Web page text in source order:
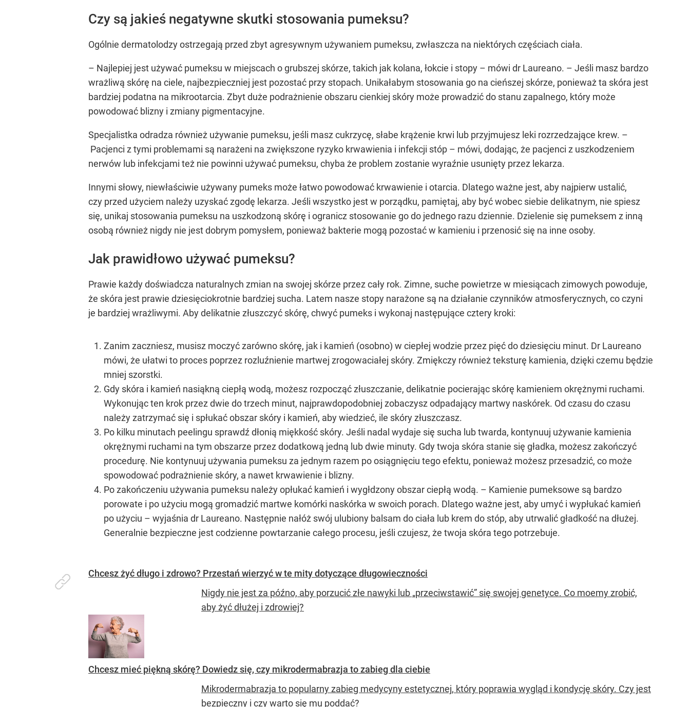
Czy są jakieś negatywne skutki stosowania pumeksu?
Ogólnie dermatolodzy ostrzegają przed zbyt agresywnym używaniem pumeksu, zwłaszcza na niektórych częściach ciała.
– Najlepiej jest używać pumeksu w miejscach o grubszej skórze, takich jak kolana, łokcie i stopy – mówi dr Laureano. – Jeśli masz bardzo
wrażliwą skórę na ciele, najbezpieczniej jest pozostać przy stopach. Unikałabym stosowania go na cieńszej skórze, ponieważ ta skóra jest
bardziej podatna na mikrootarcia. Zbyt duże podrażnienie obszaru cienkiej skóry może prowadzić do stanu zapalnego, który może
powodować blizny i zmiany pigmentacyjne.
Specjalistka odradza również używanie pumeksu, jeśli masz cukrzycę, słabe krążenie krwi lub przyjmujesz leki rozrzedzające krew. –
Pacjenci z tymi problemami są narażeni na zwiększone ryzyko krwawienia i infekcji stóp – mówi, dodając, że pacjenci z uszkodzeniem
nerwów lub infekcjami też nie powinni używać pumeksu, chyba że problem zostanie wyraźnie usunięty przez lekarza.
Innymi słowy, niewłaściwie używany pumeks może łatwo powodować krwawienie i otarcia. Dlatego ważne jest, aby najpierw ustalić,
czy przed użyciem należy uzyskać zgodę lekarza. Jeśli wszystko jest w porządku, pamiętaj, aby być wobec siebie delikatnym, nie spiesz
się, unikaj stosowania pumeksu na uszkodzoną skórę i ogranicz stosowanie go do jednego razu dziennie. Dzielenie się pumeksem z inną
osobą również nigdy nie jest dobrym pomysłem, ponieważ bakterie mogą pozostać w kamieniu i przenosić się na inne osoby.
Jak prawidłowo używać pumeksu?
Prawie każdy doświadcza naturalnych zmian na swojej skórze przez cały rok. Zimne, suche powietrze w miesiącach zimowych powoduje,
że skóra jest prawie dziesięciokrotnie bardziej sucha. Latem nasze stopy narażone są na działanie czynników atmosferycznych, co czyni
je bardziej wrażliwymi. Aby delikatnie złuszczyć skórę, chwyć pumeks i wykonaj następujące cztery kroki:
Zanim zaczniesz, musisz moczyć zarówno skórę, jak i kamień (osobno) w ciepłej wodzie przez pięć do dziesięciu minut. Dr Laureano
mówi, że ułatwi to proces poprzez rozluźnienie martwej zrogowaciałej skóry. Zmiękczy również teksturę kamienia, dzięki czemu będzie
mniej szorstki.
Gdy skóra i kamień nasiąkną ciepłą wodą, możesz rozpocząć złuszczanie, delikatnie pocierając skórę kamieniem okrężnymi ruchami.
Wykonując ten krok przez dwie do trzech minut, najprawdopodobniej zobaczysz odpadający martwy naskórek. Od czasu do czasu
należy zatrzymać się i spłukać obszar skóry i kamień, aby wiedzieć, ile skóry złuszczasz.
Po kilku minutach peelingu sprawdź dłonią miękkość skóry. Jeśli nadal wydaje się sucha lub twarda, kontynuuj używanie kamienia
okrężnymi ruchami na tym obszarze przez dodatkową jedną lub dwie minuty. Gdy twoja skóra stanie się gładka, możesz zakończyć
procedurę. Nie kontynuuj używania pumeksu za jednym razem po osiągnięciu tego efektu, ponieważ możesz przesadzić, co może
spowodować podrażnienie skóry, a nawet krwawienie i blizny.
Po zakończeniu używania pumeksu należy opłukać kamień i wygłdzony obszar ciepłą wodą. – Kamienie pumeksowe są bardzo
porowate i po użyciu mogą gromadzić martwe komórki naskórka w swoich porach. Dlatego ważne jest, aby umyć i wypłukać kamień
po użyciu – wyjaśnia dr Laureano. Następnie nałóż swój ulubiony balsam do ciała lub krem do stóp, aby utrwalić gładkość na dłużej.
Generalnie bezpieczne jest codzienne powtarzanie całego procesu, jeśli czujesz, że twoja skóra tego potrzebuje.
Chcesz żyć długo i zdrowo? Przestań wierzyć w te mity dotyczące długowieczności
Nigdy nie jest za późno, aby porzucić złe nawyki lub „przeciwstawić” się swojej genetyce. Co moemy zrobić,
aby żyć dłużej i zdrowiej?
Chcesz mieć piękną skórę? Dowiedz się, czy mikrodermabrazja to zabieg dla ciebie
Mikrodermabrazja to popularny zabieg medycyny estetycznej, który poprawia wygląd i kondycję skóry. Czy jest
bezpieczny i czy warto się mu poddać?